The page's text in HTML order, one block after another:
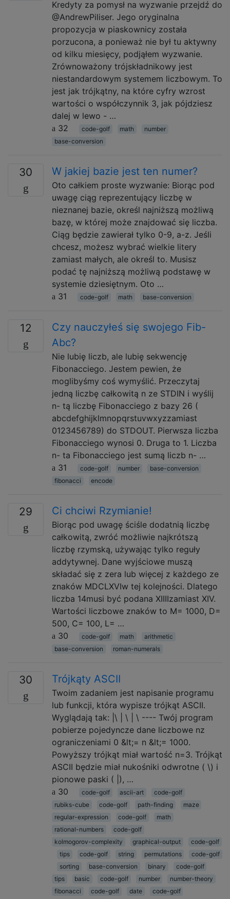
Kredyty za pomysł na wyzwanie przejdź do
@AndrewPiliser. Jego oryginalna
propozycja w piaskownicy została
porzucona, a ponieważ nie był tu aktywny
od kilku miesięcy, podjąłem wyzwanie.
Zrównoważony trójskładnikowy jest
niestandardowym systemem liczbowym. To
jest jak trójkątny, na które cyfry wzrost
wartości o współczynnik 3, jak pójdziesz
dalej w lewo - …
32
code-golf math
number
base-conversion
30 W jakiej bazie jest ten numer?
Oto całkiem proste wyzwanie: Biorąc pod
uwagę ciąg reprezentujący liczbę w
nieznanej bazie, określ najniższą możliwą
bazę, w której może znajdować się liczba.
Ciąg będzie zawierał tylko 0-9, a-z. Jeśli
chcesz, możesz wybrać wielkie litery
zamiast małych, ale określ to. Musisz
podać tę najniższą możliwą podstawę w
systemie dziesiętnym. Oto …
31
code-golf math base-conversion
12
Czy nauczyłeś się swojego Fib-
Abc?
Nie lubię liczb, ale lubię sekwencję
Fibonacciego. Jestem pewien, że
moglibyśmy coś wymyślić. Przeczytaj
jedną liczbę całkowitą n ze STDIN i wyślij
n- tą liczbę Fibonacciego z bazy 26 (
abcdefghijklmnopqrstuvwxyzzamiast
0123456789) do STDOUT. Pierwsza liczba
Fibonacciego wynosi 0. Druga to 1. Liczba
n- ta Fibonacciego jest sumą liczb n- …
31
code-golf number
base-conversion
fibonacci
encode
29 Ci chciwi Rzymianie!
Biorąc pod uwagę ściśle dodatnią liczbę
całkowitą, zwróć możliwie najkrótszą
liczbę rzymską, używając tylko reguły
addytywnej. Dane wyjściowe muszą
składać się z zera lub więcej z każdego ze
znaków MDCLXVIw tej kolejności. Dlatego
liczba 14musi być podana XIIIIzamiast XIV.
Wartości liczbowe znaków to M= 1000, D=
500, C= 100, L= …
30
code-golf math
arithmetic
base-conversion
roman-numerals
30 Trójkąty ASCII
Twoim zadaniem jest napisanie programu
lub funkcji, która wypisze trójkąt ASCII.
Wyglądają tak: |\ | \ | \ ---- Twój program
pobierze pojedyncze dane liczbowe nz
ograniczeniami 0 &lt;= n &lt;= 1000.
Powyższy trójkąt miał wartość n=3. Trójkąt
ASCII będzie miał nukośniki odwrotne ( \) i
pionowe paski ( |), …
30
code-golf ascii-art
code-golf
rubiks-cube
code-golf path-finding
maze
regular-expression
code-golf
math
rational-numbers
code-golf
kolmogorov-complexity
graphical-output
code-golf
tips
code-golf string permutations
code-golf
sorting
base-conversion binary
code-golf
tips
basic code-golf number
number-theory
fibonacci
code-golf date
code-golf